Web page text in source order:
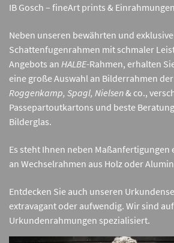
IB Gosch – fineArt prints & Einrahmungen
Neben unseren bewährten und
Schattenfugenrahmen mit schmaler
Angebots an HALBE-Rahmen, erhalten
eine große Auswahl an Bilderrahmen
Roggenkamp, Spagl, Nielsen& co.,
Passepartoutkartons und beste
Bilderglas.
Es steht Ihnen neben Maßanfertigungen
an Wechselrahmen aus Holz oder
Entdecken Sie auch unseren
extravagant oder aufwendig. Wir sind auf
Urkundenrahmungen spezialisiert.